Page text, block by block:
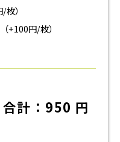
）
+100円/枚）
合計： 950 円